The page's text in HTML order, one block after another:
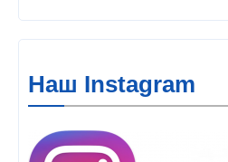
Наш Instagram